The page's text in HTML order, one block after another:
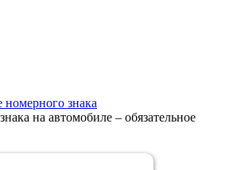
номерного знака
на автомобиле – обязательное